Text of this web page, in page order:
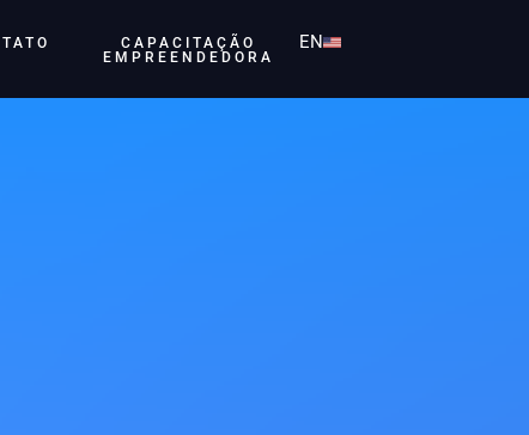
CAPACITAÇÃO
EMPREENDEDORA
EN